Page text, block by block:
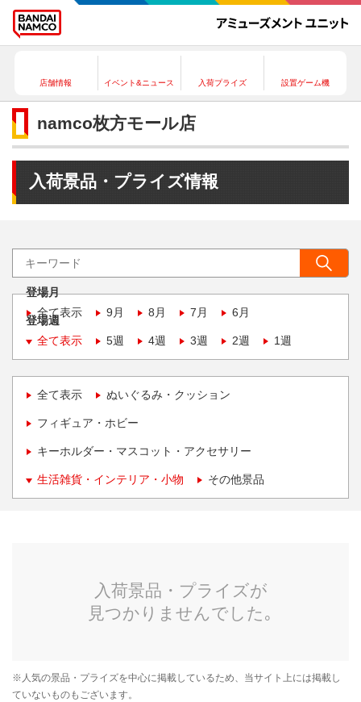
店舗情報 イベント&ニュース 入荷プライズ 設置ゲーム機
namco枚方モール店
入荷景品・プライズ情報
登場月
全て表示
9月 8月 7月 6月
登場週
全て表示
5週 4週 3週 2週 1週
全て表示 ぬいぐるみ・クッション
フィギュア・ホビー
キーホルダー・マスコット・アクセサリー
生活雑貨・インテリア・小物 その他景品